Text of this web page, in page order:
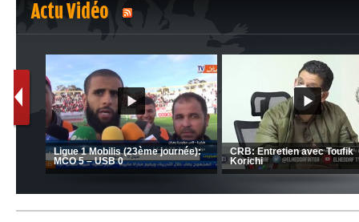
Actu Vidéo
1 2
CRB: Entretien avec Toufik
Korichi
Ligue 1 Mobilis (23ème journée):
MCO 5 – USB 0